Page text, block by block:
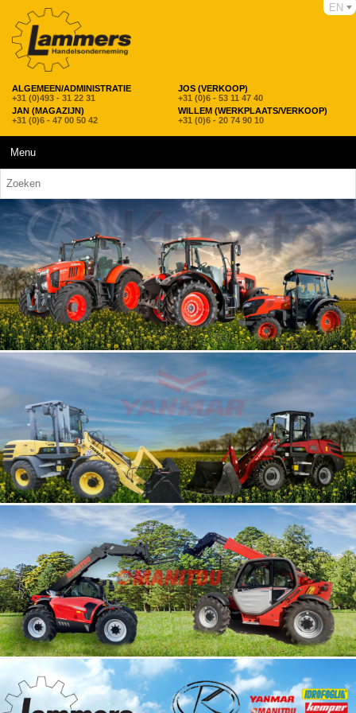
ALGEMEEN/ADMINISTRATIE
+31 (0)493 - 31 22 31
JOS (VERKOOP)
+31 (0)6 - 53 11 47 40
JAN (MAGAZIJN)
+31 (0)6 - 47 00 50 42
WILLEM (WERKPLAATS/VERKOOP)
+31 (0)6 - 20 74 90 10
EN
Menu